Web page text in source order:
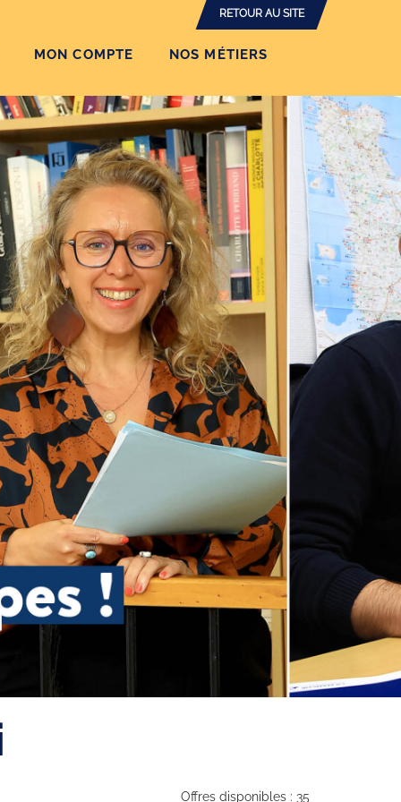
RETOUR AU SITE
MON COMPTE NOS MÉTIERS
Offres disponibles : 35